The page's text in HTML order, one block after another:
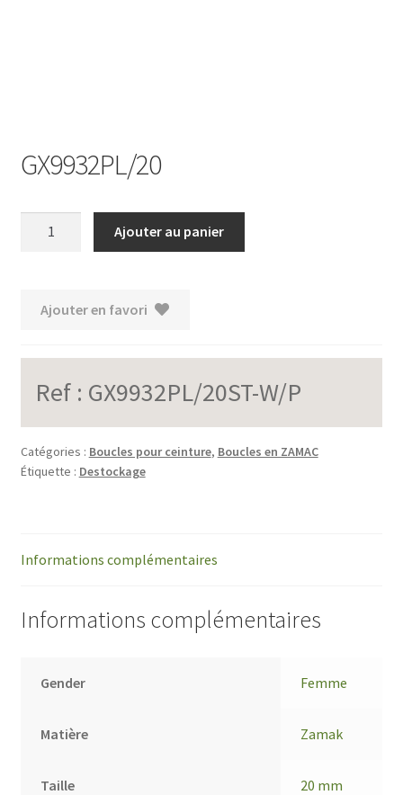
GX9932PL/20
Ajouter au panier
Ajouter en favori
Ref : GX9932PL/20ST-W/P
Catégories : Boucles pour ceinture, Boucles en ZAMAC
Étiquette : Destockage
Informations complémentaires
Informations complémentaires
Gender Femme
Matière Zamak
Taille 20 mm